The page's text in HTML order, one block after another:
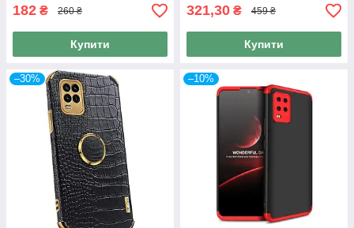
182 ₴ 260 ₴
Купити
321,30 ₴ 459 ₴
Купити
–30% –10%